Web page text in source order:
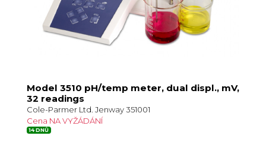
Model 3510 pH/temp meter, dual displ., mV,
32 readings
Cole-Parmer Ltd. Jenway 351001
Cena NA VYŽÁDÁNÍ
14 DNŮ